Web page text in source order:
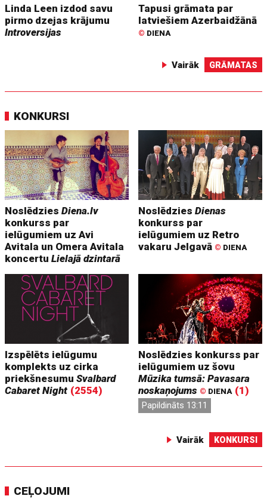
Linda Leen izdod savu
pirmo dzejas krājumu
Introversijas
Tapusi grāmata par
latviešiem Azerbaidžānā
© DIENA
Vairāk GRĀMATAS
KONKURSI
NoslēdziesDiena.lv
konkurss par
ielūgumiem uz Avi
Avitala un Omera Avitala
koncertuLielajā dzintarā
NoslēdziesDienas
konkurss par
ielūgumiem uz Retro
vakaru Jelgavā © DIENA
Izspēlēts ielūgumu
komplekts uz cirka
priekšnesumuSvalbard
Cabaret Night (2554)
Noslēdzies konkurss par
ielūgumiem uz šovu
Mūzika tumsā: Pavasara
noskaņojums © DIENA (1)
Papildināts 13:11
Vairāk KONKURSI
CEĻOJUMI